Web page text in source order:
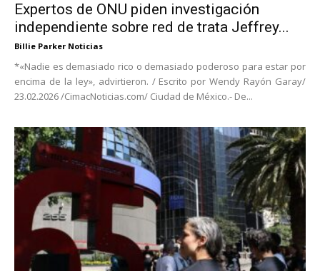
Expertos de ONU piden investigación
independiente sobre red de trata Jeffrey...
Billie Parker Noticias
*«Nadie es demasiado rico o demasiado poderoso para estar por
encima de la ley», advirtieron. / Escrito por Wendy Rayón Garay/
23.02.2026 /CimacNoticias.com/ Ciudad de México.- De...